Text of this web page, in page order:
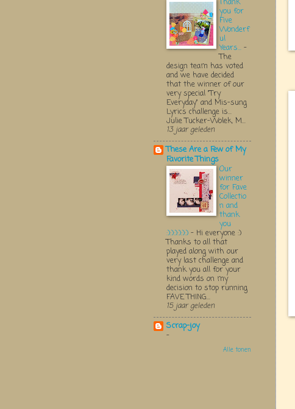
Thank
you for
Five
Wonderf
ul
Years... -
The
design team has voted
and we have decided
that the winner of our
very special "Try
Everyday" and Mis-sung
Lyrics challenge is...
Julie Tucker-Wolek, M...
13 jaar geleden
These Are a Few of My
Favorite Things
Our
winner
for Fave
Collectio
n and
thank
you
:):):):):):) - Hi everyone :)
Thanks to all that
played along with our
very last challenge and
thank you all for your
kind words on my
decision to stop running
FAVE THING...
15 jaar geleden
Scrap-joy
-
Alle tonen